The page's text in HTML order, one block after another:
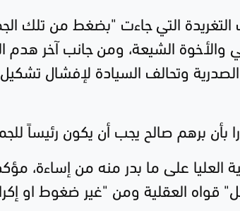
التي جاءت "بضغط من تلك
والأخوة الشيعة، ومن جانب آخر هدم
وتحالف السيادة لإفشال
بأن برهم صالح يجب أن يكون رئيساً
العليا على ما بدر منه من إساءة،
قواه العقلية ومن "غير ضغوط او